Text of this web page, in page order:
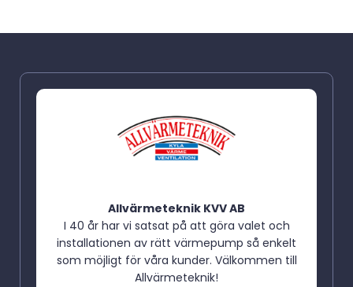
Allvärmeteknik KVV AB
I 40 år har vi satsat på att göra valet och
installationen av rätt värmepump så enkelt
som möjligt för våra kunder. Välkommen till
Allvärmeteknik!